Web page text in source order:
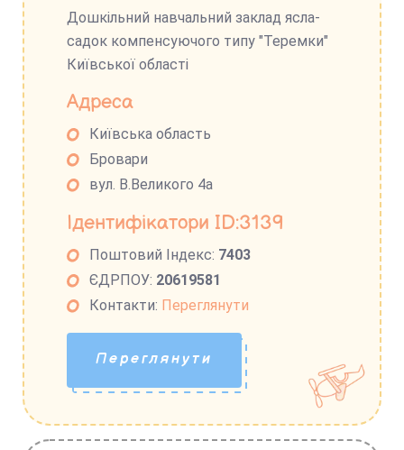
Дошкільний навчальний заклад ясла-
садок компенсуючого типу "Теремки"
Київської області
Адреса
Київська область
Бровари
вул. В.Великого 4а
Ідентифікатори ID:3139
Поштовий Індекс: 7403
ЄДРПОУ: 20619581
Контакти: Переглянути
Переглянути